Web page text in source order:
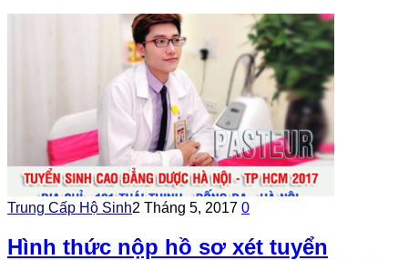
Trung Cấp Hộ Sinh2 Tháng 5, 2017 0
Hình thức nộp hồ sơ xét tuyển